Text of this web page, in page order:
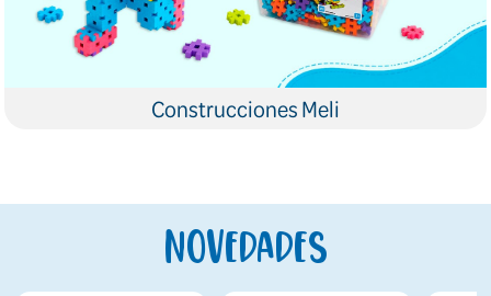
Construcciones Meli
Novedades